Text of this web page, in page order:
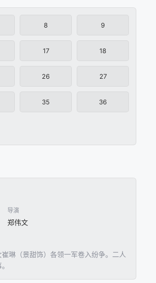
8 9
17 18
26 27
35 36
导演
郑伟文
琳（景甜饰）各领一军卷入纷争。二人